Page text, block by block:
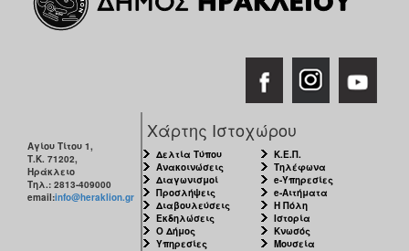
ΔΗΜΟΣ
ΠΟΛΙΤΙΣΜΟΣ
Αγίου Τίτου 1,
Τ.Κ. 71202,
Ηράκλειο
Τηλ.: 2813-409000
email:info@heraklion.gr
Χάρτης Ιστοχώρου
Δελτία Τύπου
Ανακοινώσεις
Διαγωνισμοί
Προσλήψεις
Διαβουλεύσεις
Εκδηλώσεις
Ο Δήμος
Υπηρεσίες
Κ.Ε.Π.
Τηλέφωνα
e-Υπηρεσίες
e-Αιτήματα
Η Πόλη
Ιστορία
Κνωσός
Μουσεία